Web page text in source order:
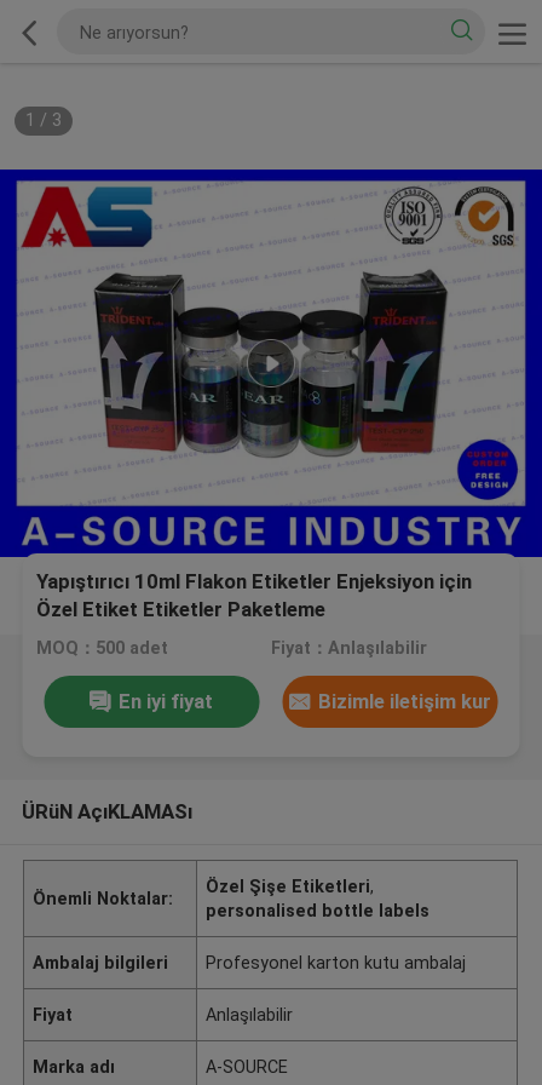
1 / 3
Yapıştırıcı 10ml Flakon Etiketler Enjeksiyon için
Özel Etiket Etiketler Paketleme
MOQ：500 adet Fiyat：Anlaşılabilir
En iyi fiyat Bizimle iletişim kur
ÜRüN AçıKLAMASı
Önemli Noktalar:
Özel Şişe Etiketleri,
personalised bottle labels
Ambalaj bilgileri Profesyonel karton kutu ambalaj
Fiyat Anlaşılabilir
Marka adı A-SOURCE